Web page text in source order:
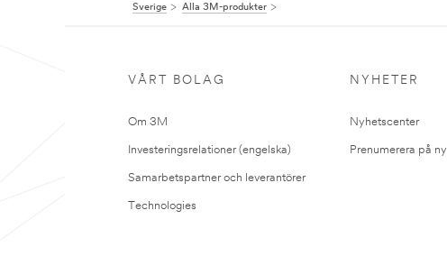
Sverige Alla 3M-produkter
VÅRT BOLAG
Om 3M
Investeringsrelationer (engelska)
Samarbetspartner och leverantörer
Technologies
NYHETER
Nyhetscenter
Prenumerera på